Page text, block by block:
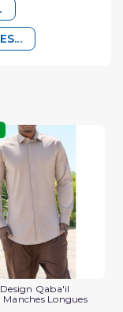
Qaba'il
Longues